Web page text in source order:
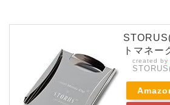
トマネー
created by